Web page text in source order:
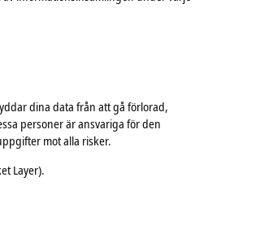
dina data från att gå förlorad,
personer är ansvariga för den
mot alla risker.
Layer).